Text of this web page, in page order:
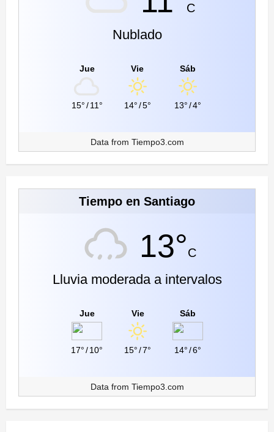
C
Nublado
Jue
15°/ 11°
Vie
14°/5°
Sáb
13°/4°
Data from Tiempo3.com
Tiempo en Santiago
13°C
Lluvia moderada a intervalos
Jue
17°/10°
Vie
15°/7°
Sáb
14°/6°
Data from Tiempo3.com